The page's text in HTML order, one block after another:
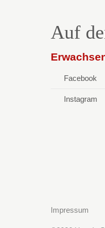
Auf
Facebook
Instagram
Impressum